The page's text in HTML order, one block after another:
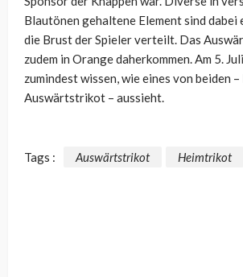
Blautönen gehaltene Element sind dabei
die Brust der Spieler verteilt. Das
zudem in Orange daherkommen. Am 5.
zumindest wissen, wie eines von beiden
Auswärtstrikot – aussieht.
Tags : Auswärtstrikot Heimtrikot